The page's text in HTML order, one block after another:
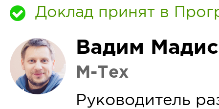
Доклад принят в
Вадим
М-Тех
Руководитель